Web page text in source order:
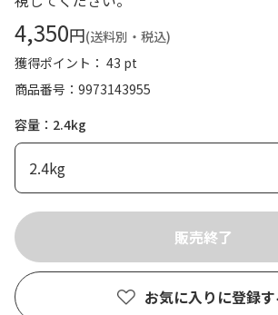
4,350円(送料別・税込)
獲得ポイント： 43 pt
商品番号
9973143955
容量：2.4kg
お気に入りに登録す